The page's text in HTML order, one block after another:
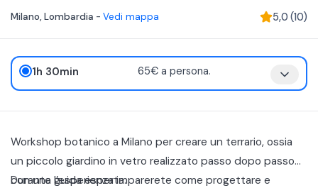
Milano, Lombardia - Vedi mappa 5,0 (10)
1h 30min 65€ a persona.
Workshop botanico a Milano per creare un terrario, ossia
un piccolo giardino in vetro realizzato passo dopo passo
con una guida esperta.
Durante l’esperienza imparerete come progettare e